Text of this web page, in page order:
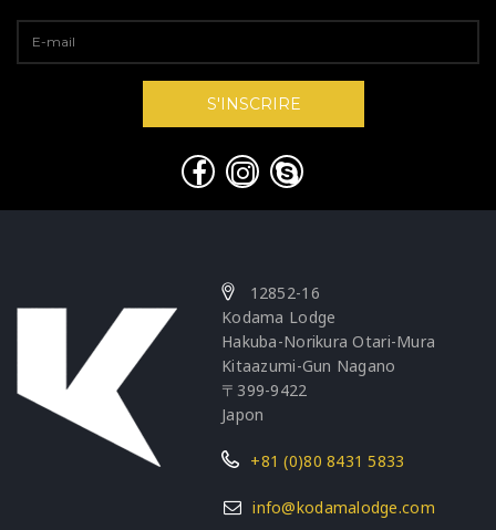
12852-16
Kodama Lodge
Hakuba-Norikura Otari-Mura
Kitaazumi-Gun Nagano
〒399-9422
Japon
+81 (0)80 8431 5833
info@kodamalodge.com